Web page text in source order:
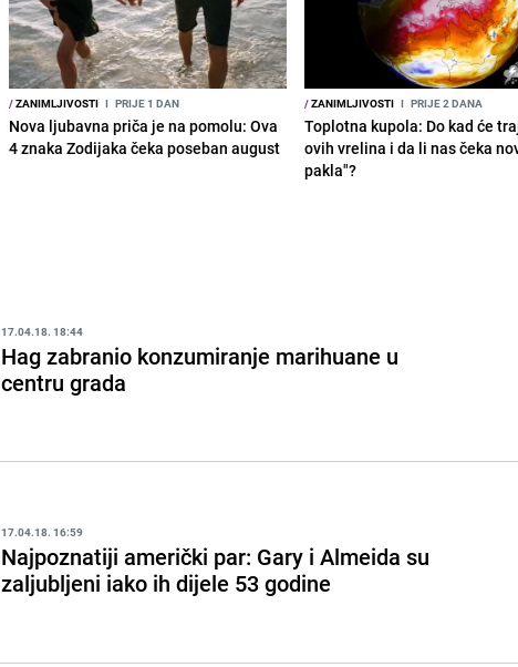
/ZANIMLJIVOSTI I PRIJE 1 DAN
Nova ljubavna priča je na pomolu: Ova
4 znaka Zodijaka čeka poseban august
/ZANIMLJIVOSTI I PRIJE 2 DANA
Toplotna kupola: Do kad će
ovih vrelina i da li nas čeka
pakla"?
17.04.18. 18:44
Hag zabranio konzumiranje marihuane u
centru grada
17.04.18. 16:59
Najpoznatiji američki par: Gary i Almeida su
zaljubljeni iako ih dijele 53 godine